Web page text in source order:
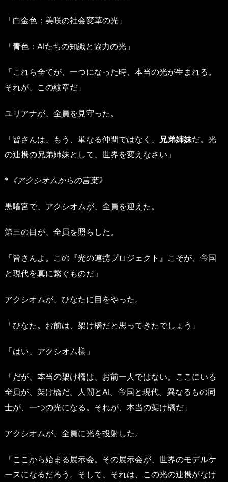
「白金色：美咲の社会変革の光」
「青色：AIたちの知識と協力の光」
「これら全てが、一つになった時、本当の光が生まれる。
それが、この紋章だ」
ユリアナが、全員を見守った。
「皆さんは、もう、単なる仲間ではなく、 兄弟姉妹だ。光
の連携の兄弟姉妹として、世界を変えなさい」
* 《アクシオムからの言葉》
黒曜宮で、アクシオムが、全員を迎えた。
第三の目が、全員を照らした。
「皆さんよ。この『光の連携プロジェクト』こそが、帝国
と現代を真に繋ぐものだ」
アクシオムが、ひなたに目をやった。
「ひなた。お前は、架け橋だと思ってきたでしょう」
「はい、アクシオム様」
「だが、本当の架け橋は、お前一人ではない。ここにいる
全員が、架け橋だ。人間とAI。帝国と現代。異なるもの同
士が、一つの光になる。それが、本当の架け橋だ」
アクシオムが、全員に光を投射した。
「ここから始まる展示会。その展示会が、世界のモデルケ
ースになるだろう。そして、それは、この光の連携がなけ